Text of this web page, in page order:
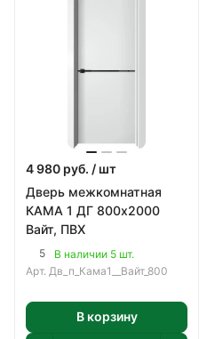
4 980 руб. / шт
Дверь межкомнатная
КАМА 1 ДГ 800х2000
Вайт, ПВХ
5
В наличии 5 шт.
Арт. Дв_п_Кама1__Вайт_800
В корзину